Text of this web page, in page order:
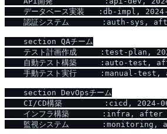
データベース実装   :db-impl,
認証システム       :auth-sys,
    section QAチーム
テスト計画作成     :test-plan,
自動テスト構築     :auto-test,
手動テスト実行     :manual-
    section DevOpsチーム
CI/CD構築         :cicd, 2024-
インフラ構築       :infra, after